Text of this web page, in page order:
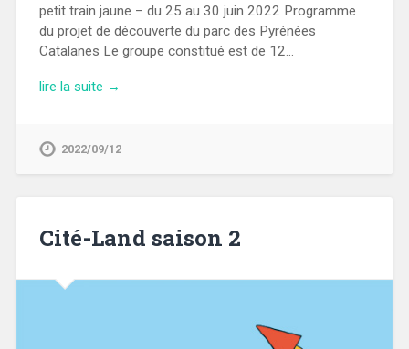
petit train jaune – du 25 au 30 juin 2022 Programme
du projet de découverte du parc des Pyrénées
Catalanes Le groupe constitué est de 12…
lire la suite →
2022/09/12
Cité-Land saison 2